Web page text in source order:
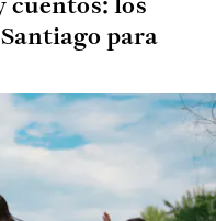
cuentos: los
para